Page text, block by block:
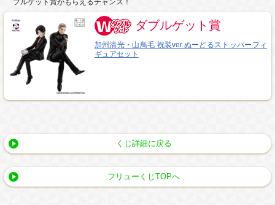
ブルゲット賞がもらえるチャンス！
ダブルゲット賞
加州清光・山鳥毛 祝装ver.ぬーどるストッパーフィ
ギュアセット
くじ詳細に戻る
フリューくじTOPへ